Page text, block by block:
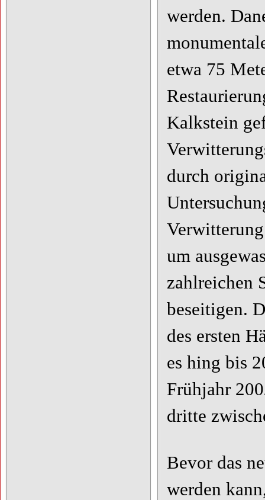
werden.
etwa 75
Kalkstein
durch
um
zahlreichen
beseitigen.
des ersten
es hing bis
Frühjahr
dritte
Bevor das
werden